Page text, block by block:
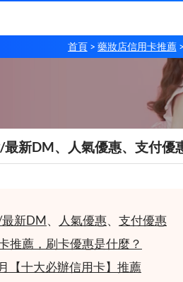
首頁 藥妝店信用卡推薦
新DM、人氣優惠、支付優
新DM、 人氣優惠、 支付優惠
推薦，刷卡優惠是什麼？
【十大必辦信用卡】推薦